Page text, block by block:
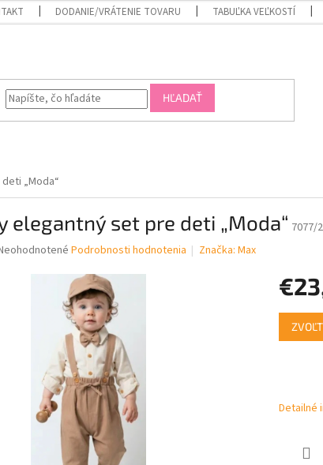
DODANIE/VRÁTENIE TOVARU TABUĽKA VEĽKOSTÍ
HĽADAŤ
„Moda“
elegantný set pre deti „Moda“ 7077/2
Podrobnosti hodnotenia Značka:Max
cena:
Detailné